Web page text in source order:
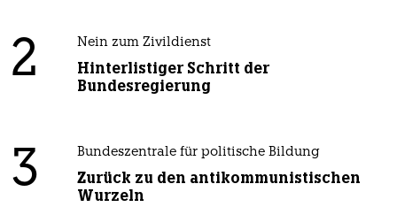
2 Nein zum Zivildienst
Hinterlistiger Schritt der
Bundesregierung
3 Bundeszentrale für politische Bildung
Zurück zu den antikommunistischen
Wurzeln